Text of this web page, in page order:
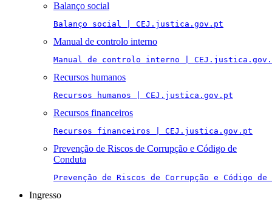
Balanço social
Balanço social | CEJ.justica.gov.pt
Manual de controlo interno
Manual de controlo interno |
Recursos humanos
Recursos humanos | CEJ.justica.gov.pt
Recursos financeiros
Recursos financeiros | CEJ.justica.gov.pt
Prevenção de Riscos de Corrupção e Código de
Conduta
Prevenção de Riscos de Corrupção e Código
Ingresso